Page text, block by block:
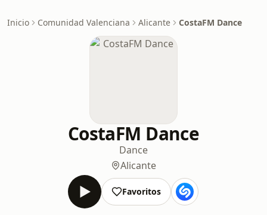
Inicio Comunidad Valenciana Alicante CostaFM Dance
CostaFM Dance
Dance
Alicante
Favoritos